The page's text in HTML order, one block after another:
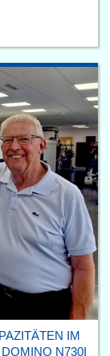
IM
N730I